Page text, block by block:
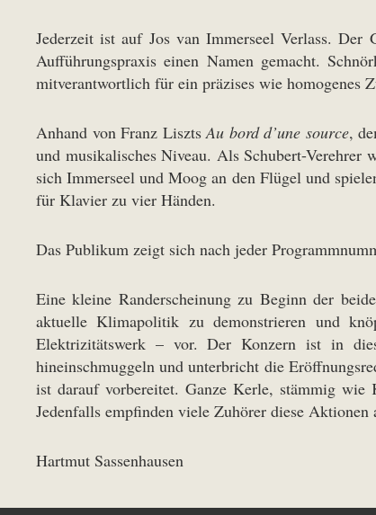
Jederzeit ist auf Jos van Immerseel Verlass.
Aufführungspraxis einen Namen gemacht.
mitverantwortlich für ein präzises wie homogenes
Anhand von Franz LisztsAu bord d’une source,
und musikalisches Niveau. Als Schubert-Verehrer
sich Immerseel und Moog an den Flügel und
für Klavier zu vier Händen.
Das Publikum zeigt sich nach jeder
Eine kleine Randerscheinung zu Beginn der
aktuelle Klimapolitik zu demonstrieren und
Elektrizitätswerk – vor. Der Konzern ist in
hineinschmuggeln und unterbricht die
ist darauf vorbereitet. Ganze Kerle, stämmig wie
Jedenfalls empfinden viele Zuhörer diese
Hartmut Sassenhausen